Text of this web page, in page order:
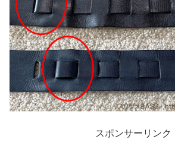
スポンサーリンク